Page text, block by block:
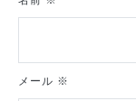
メール ※